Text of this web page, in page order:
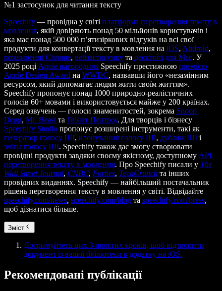
№1 застосунок для читання тексту
Speechify — провідна у світі платформа перетворення тексту в
мовлення, якій довіряють понад 50 мільйонів користувачів і
яка має понад 500 000 п’ятизіркових відгуків на всі свої
продукти для конвертації тексту в мовлення на iOS, Android,
розширенні Chrome, вебзастосунку та десктопі для Mac. У
2025 році Apple нагородила Speechify престижною премією
Apple Design Award на WWDC, назвавши його «незамінним
ресурсом, який допомагає людям жити своїм життям».
Speechify пропонує понад 1000 природно-реалістичних
голосів 60+ мовами і використовується майже у 200 країнах.
Серед озвучень — голоси знаменитостей, зокрема Snoop
Dogg, Mr. Beast та Гвінет Пелтроу. Для творців і бізнесу
Speechify Studio пропонує розширені інструменти, такі як
генератор голосу ШІ, клонування голосу ШІ, дубляж ШІ і
зміна голосу ШІ. Speechify також дає змогу створювати
провідні продукти завдяки своєму якісному, доступному API
перетворення тексту в мовлення. Про Speechify писали у The
Wall Street Journal, CNBC, Forbes, TechCrunch та інших
провідних виданнях. Speechify — найбільший постачальник
рішень перетворення тексту в мовлення у світі. Відвідайте
speechify.com/news, speechify.com/blog та speechify.com/press,
щоб дізнатися більше.
Зміст
Дотримуйтесь цих 3 простих кроків, щоб відтворити
документ із вашої бібліотеки в додатку на iOS.
Рекомендовані публікації